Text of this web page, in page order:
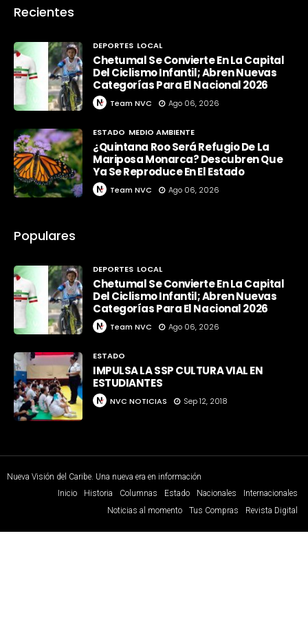
Recientes
DEPORTES LOCAL
Chetumal Se Convierte En La Capital
Del Ciclismo Infantil; Abren Nuevas
Categorías Para El Nacional 2026
Team NVC Ago 06, 2026
ESTADO MEDIO AMBIENTE
¿Quintana Roo Será Refugio De La
Mariposa Monarca? Descubren Que
Ya Se Reproduce En El Estado
Team NVC Ago 06, 2026
Populares
DEPORTES LOCAL
Chetumal Se Convierte En La Capital
Del Ciclismo Infantil; Abren Nuevas
Categorías Para El Nacional 2026
Team NVC Ago 06, 2026
ESTADO
IMPULSA LA SSP CULTURA VIAL EN
ESTUDIANTES
NVC NOTICIAS Sep 12, 2018
Nueva Visión del Caribe. Una nueva era en información
Inicio
Historia Columnas Estado Nacionales
Internacionales
Noticias al momento
Tus Compras Revista Digital